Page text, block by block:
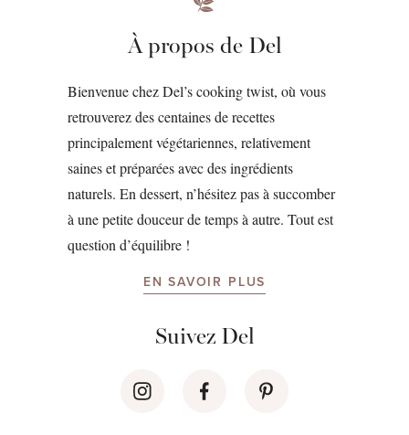
À propos de Del
Bienvenue chez Del’s cooking twist, où vous
retrouverez des centaines de recettes
principalement végétariennes, relativement
saines et préparées avec des ingrédients
naturels. En dessert, n’hésitez pas à succomber
à une petite douceur de temps à autre. Tout est
question d’équilibre !
EN SAVOIR PLUS
Suivez Del